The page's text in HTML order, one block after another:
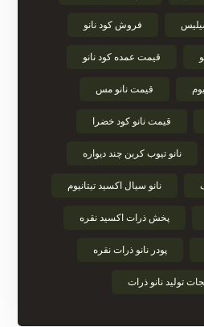
فروش کود نانو
قیمت عمده کود نانو
قیمت نانو مس
قیمت نانو کود خضرا
نانو تیوب کربن چند دیواره
نانو سیال اکسید تیتانیوم
پخش ذرات اکسید نقره
پودر نانو ذرات نقره
تولید نانو ذرات